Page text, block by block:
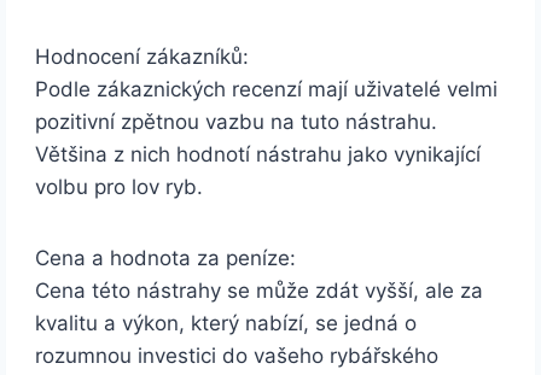
Hodnocení zákazníků:
Podle zákaznických recenzí mají uživatelé velmi
pozitivní zpětnou vazbu na tuto nástrahu.
Většina z nich hodnotí nástrahu jako vynikající
volbu pro lov ryb.
Cena a hodnota za peníze:
Cena této nástrahy se může zdát vyšší, ale za
kvalitu a výkon, který nabízí, se jedná o
rozumnou investici do vašeho rybářského